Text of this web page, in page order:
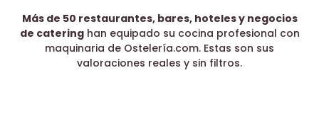
Más de 50 restaurantes, bares, hoteles y negocios
de cateringhan equipado su cocina profesional con
maquinaria de Ostelería.com. Estas son sus
valoraciones reales y sin filtros.